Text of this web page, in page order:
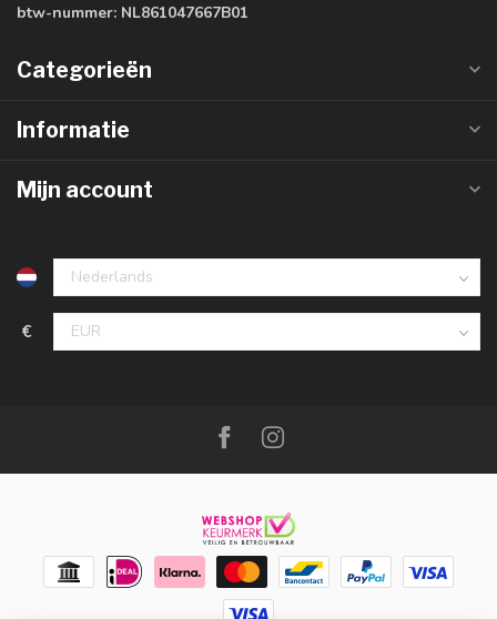
btw-nummer: NL861047667B01
Categorieën
Informatie
Mijn account
€